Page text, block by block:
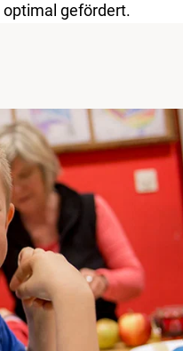
optimal gefördert.